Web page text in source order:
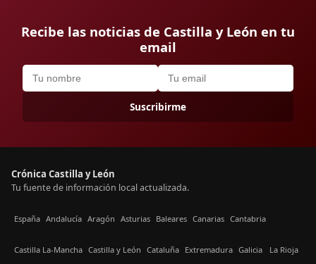
Recibe las noticias de Castilla y León en tu
email
Suscribirme
Crónica Castilla y León
Tu fuente de información local actualizada.
España Andalucía Aragón Asturias Baleares Canarias Cantabria
Castilla La-Mancha Castilla y León Cataluña Extremadura Galicia La Rioja